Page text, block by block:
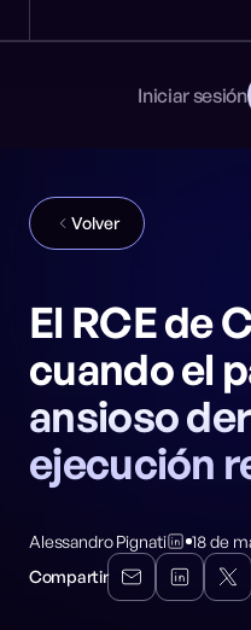
Descarga la guía para
Iniciar sesión
Volver
El RCE de
cuando el
ansioso
ejecución
Alessandro Pignati
18 de
Compartir